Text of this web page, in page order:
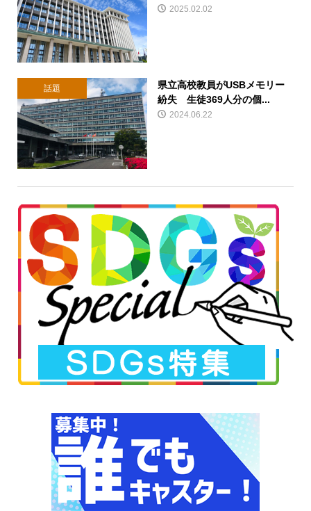
2025.02.02
話題
県立高校教員がUSBメモリー
紛失 生徒369人分の個...
2024.06.22